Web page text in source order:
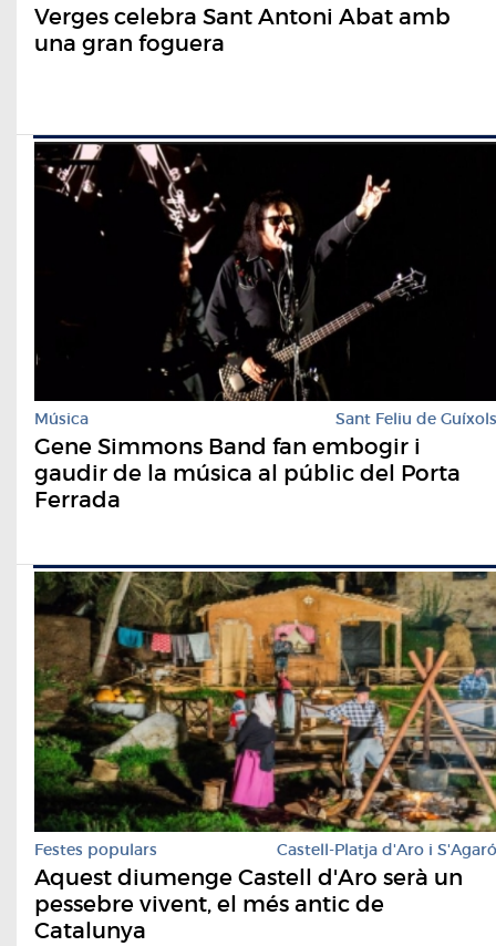
Verges celebra Sant Antoni Abat amb
una gran foguera
Música Sant Feliu de Guíxols
Gene Simmons Band fan embogir i
gaudir de la música al públic del Porta
Ferrada
Festes populars Castell-Platja d'Aro i S'Agaró
Aquest diumenge Castell d'Aro serà un
pessebre vivent, el més antic de
Catalunya